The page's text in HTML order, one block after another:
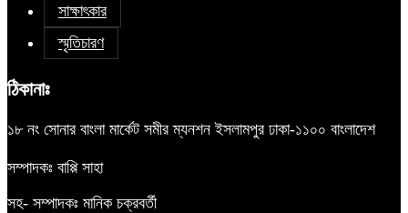
সাক্ষাৎকার
স্মৃতিচারণ
ঠিকানাঃ
১৮ নং সোনার বাংলা মার্কেট সমীর ম্যনশন ইসলামপুর ঢাকা-১১০০ বাংলাদেশ
সম্পাদকঃ বাপ্পি সাহা
সহ- সম্পাদকঃ মানিক চক্রবর্তী